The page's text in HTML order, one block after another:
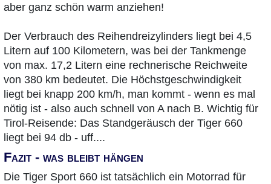
aber ganz schön warm anziehen!
Der Verbrauch des Reihendreizylinders liegt bei 4,5
Litern auf 100 Kilometern, was bei der Tankmenge
von max. 17,2 Litern eine rechnerische Reichweite
von 380 km bedeutet. Die Höchstgeschwindigkeit
liegt bei knapp 200 km/h, man kommt - wenn es mal
nötig ist - also auch schnell von A nach B. Wichtig für
Tirol-Reisende: Das Standgeräusch der Tiger 660
liegt bei 94 db - uff....
Fazit - was bleibt hängen
Die Tiger Sport 660 ist tatsächlich ein Motorrad für